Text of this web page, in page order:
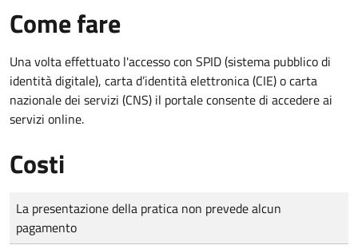
Come fare
Una volta effettuato l'accesso con SPID (sistema pubblico di
identità digitale), carta d’identità elettronica (CIE) o carta
nazionale dei servizi (CNS) il portale consente di accedere ai
servizi online.
Costi
Tipo di pagamento
Importo
La presentazione della pratica non prevede alcun
pagamento